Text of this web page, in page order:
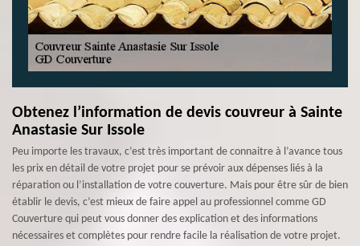
Obtenez l’information de devis couvreur à Sainte
Anastasie Sur Issole
Peu importe les travaux, c’est très important de connaitre à l’avance tous
les prix en détail de votre projet pour se prévoir aux dépenses liés à la
réparation ou l’installation de votre couverture. Mais pour être sûr de bien
établir le devis, c’est mieux de faire appel au professionnel comme GD
Couverture qui peut vous donner des explication et des informations
nécessaires et complètes pour rendre facile la réalisation de votre projet.